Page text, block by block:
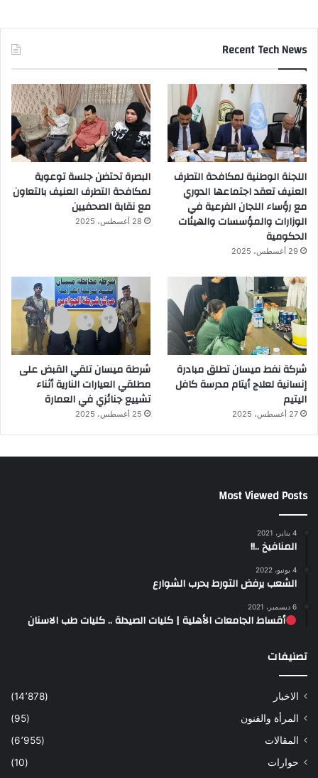
Recent Tech News
اللجنة الوطنية لمكافحة التطرف
العنيف تعقد اجتماعها الدوري
مع رؤساء اللجان الفرعية في
الوزارات والمؤسسات والهيئات
الحكومية
29 أغسطس، 2025
البصرة تحتضن جلسة توعوية
لمكافحة التطرف العنيف بالتعاون
مع نقابة الصحفيين
28 أغسطس، 2025
شركة نفط ميسان تطلق مبادرة
إنسانية لعلاج أيتام مدرسة كافل
اليتيم
27 أغسطس، 2025
شرطة ميسان تلقي القبض على
مطلقي العيارات النارية أثناء
تشييع جنائزي في العمارة
25 أغسطس، 2025
Most Viewed Posts
4 يناير، 2021
المنافيخ ..!!
4 يونيو، 2022
الشعب يرفض التورط بحرب الشوارع
6 ديسمبر، 2021
أقساط الجامعات الأهلية | كليات الصيدلة .. كليات طب الاسنان
تصنيفات
الاخبار
(14٬878)
المرأة والفنون
(95)
المقالات
(6٬955)
حوارات
(10)